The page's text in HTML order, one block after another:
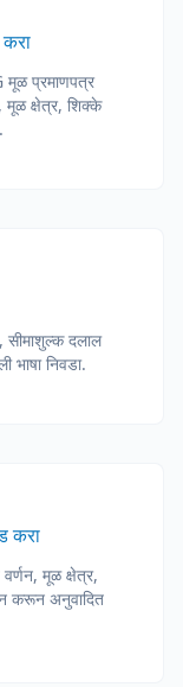
प्रमाणपत्र
मूळ क्षेत्र, शिक्के
सीमाशुल्क दलाल
भाषा निवडा.
करा
वर्णन, मूळ क्षेत्र,
करून अनुवादित